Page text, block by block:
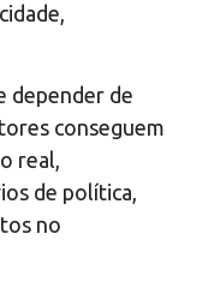
depender de
conseguem
real,
de política,
no